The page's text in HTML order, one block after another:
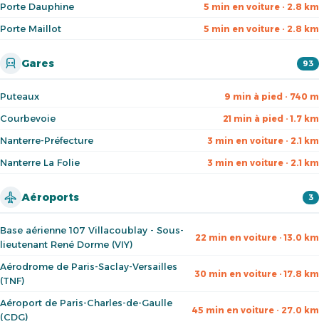
Porte Dauphine 5 min en voiture · 2.8 km
Porte Maillot 5 min en voiture · 2.8 km
Gares 93
Puteaux 9 min à pied · 740 m
Courbevoie 21 min à pied · 1.7 km
Nanterre-Préfecture 3 min en voiture · 2.1 km
Nanterre La Folie 3 min en voiture · 2.1 km
Aéroports 3
Base aérienne 107 Villacoublay - Sous-
lieutenant René Dorme (VIY)
22 min en voiture · 13.0 km
Aérodrome de Paris-Saclay-Versailles
(TNF)
30 min en voiture · 17.8 km
Aéroport de Paris-Charles-de-Gaulle
(CDG)
45 min en voiture · 27.0 km